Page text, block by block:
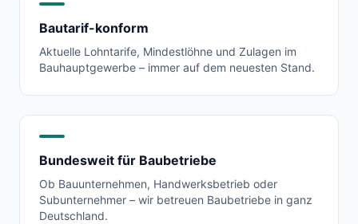
Bautarif-konform
Aktuelle Lohntarife, Mindestlöhne und Zulagen im
Bauhauptgewerbe – immer auf dem neuesten Stand.
Bundesweit für Baubetriebe
Ob Bauunternehmen, Handwerksbetrieb oder
Subunternehmer – wir betreuen Baubetriebe in ganz
Deutschland.